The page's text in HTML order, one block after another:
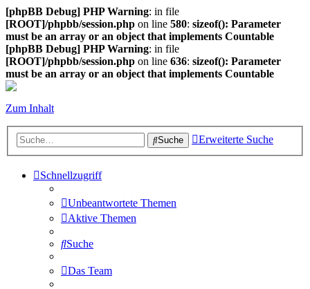
[phpBB Debug] PHP Warning: in file
[ROOT]/phpbb/session.php on line 580: sizeof(): Parameter
must be an array or an object that implements Countable
[phpBB Debug] PHP Warning: in file
[ROOT]/phpbb/session.php on line 636: sizeof(): Parameter
must be an array or an object that implements Countable
Zum Inhalt
Suche Erweiterte Suche
Schnellzugriff
Unbeantwortete Themen
Aktive Themen
Suche
Das Team